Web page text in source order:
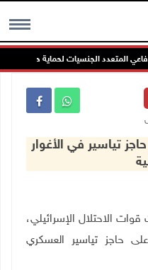
MENU
المتعدد الجنسيات لحماية حرية الملاحة
تياسير في الأغوار
وفا- شددت قوات الاحتلال الإسرائيلي،
على حاجز تياسير العسكري